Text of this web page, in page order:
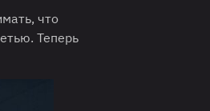
что
Теперь